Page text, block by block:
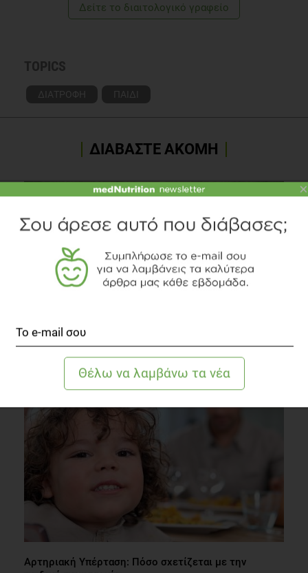
Δείτε το διαιτολογικό γραφείο
TOPICS
ΔΙΑΤΡΟΦΗ ΠΑΙΔΙ
ΔΙΑΒΑΣΤΕ ΑΚΟΜΗ
Διατροφικά σκάνδαλα & ενημέρωση
Διατροφή
3 λεπτά να διαβαστεί
Αρτηριακή Υπέρταση: Πόσο σχετίζεται με την
×